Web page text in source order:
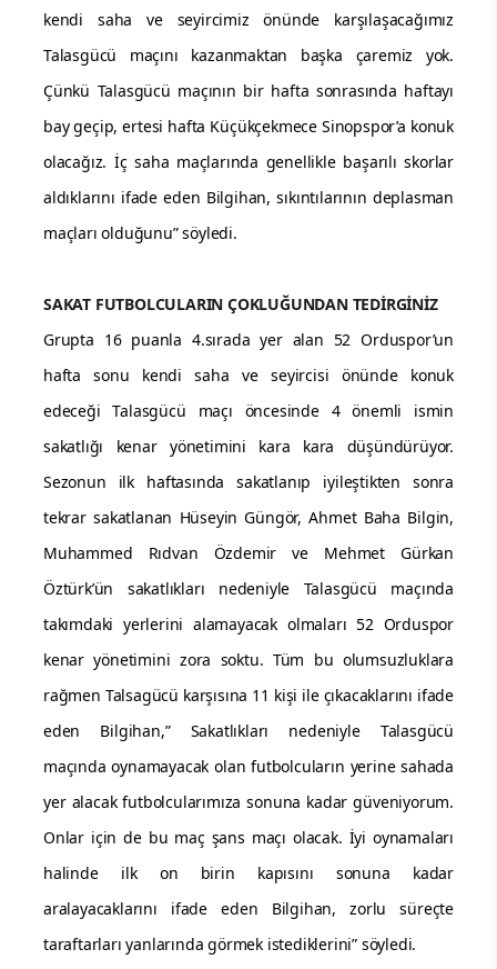
kendi saha ve seyircimiz önünde karşılaşacağımız
Talasgücü maçını kazanmaktan başka çaremiz yok.
Çünkü Talasgücü maçının bir hafta sonrasında haftayı
bay geçip, ertesi hafta Küçükçekmece Sinopspor’a konuk
olacağız. İç saha maçlarında genellikle başarılı skorlar
aldıklarını ifade eden Bilgihan, sıkıntılarının deplasman
maçları olduğunu” söyledi.
SAKAT FUTBOLCULARIN ÇOKLUĞUNDAN TEDİRGİNİZ
Grupta 16 puanla 4.sırada yer alan 52 Orduspor’un
hafta sonu kendi saha ve seyircisi önünde konuk
edeceği Talasgücü maçı öncesinde 4 önemli ismin
sakatlığı kenar yönetimini kara kara düşündürüyor.
Sezonun ilk haftasında sakatlanıp iyileştikten sonra
tekrar sakatlanan Hüseyin Güngör, Ahmet Baha Bilgin,
Muhammed Rıdvan Özdemir ve Mehmet Gürkan
Öztürk’ün sakatlıkları nedeniyle Talasgücü maçında
takımdaki yerlerini alamayacak olmaları 52 Orduspor
kenar yönetimini zora soktu. Tüm bu olumsuzluklara
rağmen Talsagücü karşısına 11 kişi ile çıkacaklarını ifade
eden Bilgihan,” Sakatlıkları nedeniyle Talasgücü
maçında oynamayacak olan futbolcuların yerine sahada
yer alacak futbolcularımıza sonuna kadar güveniyorum.
Onlar için de bu maç şans maçı olacak. İyi oynamaları
halinde ilk on birin kapısını sonuna kadar
aralayacaklarını ifade eden Bilgihan, zorlu süreçte
taraftarları yanlarında görmek istediklerini” söyledi.